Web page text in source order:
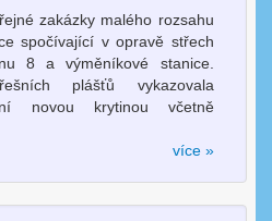
zakázky malého rozsahu
spočívající v opravě střech
8 a výměníkové stanice.
plášťů vykazovala
novou krytinou včetně
více »